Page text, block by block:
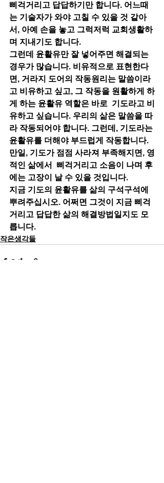
삐걱거리고 답답하기만 합니다. 어느때
는 기술자가 와야 고칠 수 있을 것 같아
서, 아예 손을 놓고 그럭저럭 교회생활하
며 지내기도 합니다.
그런데 윤활유만 잘 넣어주면 해결되는
경우가 많습니다. 비유적으로 표현한다
면, 거라지 도어의 작동원리는 말씀이라
고 비유하고 싶고, 그 작동을 원활하게 하
게 하는 윤활유 역할은 바로  기도라고 비
유하고 싶습니다. 우리의 삶은 말씀을 따
라 작동되어야 합니다. 그런데, 기도라는
윤활유를 더해야 부드럽게 작동합니다.
만일, 기도가 점점 사라져 부족해지면, 영
적인 삶에서  삐걱거리고 소음이 나며 후
에는 고장이 날 수 있을 것입니다.
지금 기도의 윤활유를 삶의 구석구석에
뿌려주십시오. 어쩌면 그것이 지금 삐걱
거리고 답답한 삶의 해결방법일지도 모
릅니다.
작은생각들